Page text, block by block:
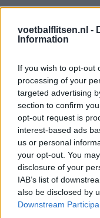
voetbalflitsen.nl -
Information
If you wish to opt-out
processing of your
targeted advertising
section to confirm
opt-out request is
interest-based ads
us or personal
your opt-out. You
disclosure of your
IAB’s list of
also be disclosed by
Downstream
vanavond maar hij
@FOXSportsnl
— Hippe uut
2020
#tenhagout
Wat
dacht echt Frans
zitten in
er zijn echte
— A. (@vdbijl01)
Wat een